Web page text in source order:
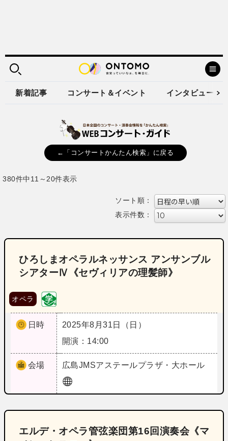
新着記事 コンサート＆イベント インタビュー
←「コンサートかんたん検索」に戻る
380件中11～20件表示
ソート順：
表示件数：
ひろしまオペラルネッサンス アンサンブル
シアターⅣ《セヴィリアの理髪師》
オペラ
日時
2025年8月31日（日）
開演：14:00
会場 広島JMSアステールプラザ・大ホール
エルデ・オペラ管弦楽団第16回演奏会《マ